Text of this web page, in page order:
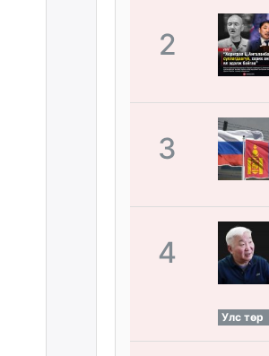
2
3
4
Улс төр